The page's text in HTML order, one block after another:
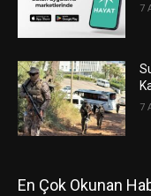
7
7
En Çok Okunan